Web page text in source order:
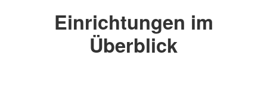
Einrichtungen im
Überblick